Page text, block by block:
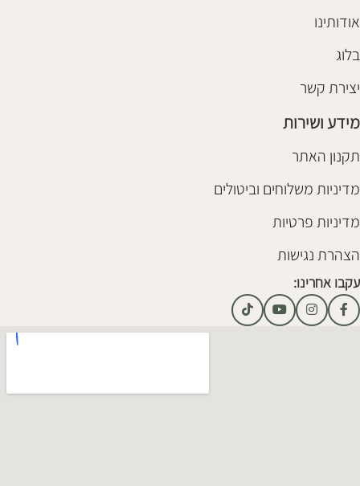
אודותינו
בלוג
יצירת קשר
מידע ושירות
תקנון האתר
מדיניות משלוחים וביטולים
מדיניות פרטיות
הצהרת נגישות
עקבו אחרינו: